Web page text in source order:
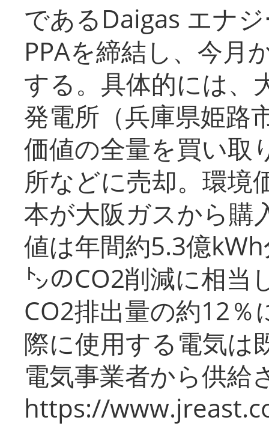
であるDaigas エナ
PPAを締結し、今月
する。具体的には、
発電所（兵庫県姫路
価値の全量を買い取
所などに売却。環境
本が大阪ガスから購
値は年間約5.3億
㌧のCO2削減に相当
CO2排出量の約12％
際に使用する電気は
電気事業者から供給
https://